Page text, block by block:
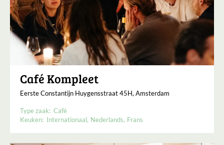
Café Kompleet
Eerste Constantijn Huygensstraat 45H, Amsterdam
Type zaak: Café
Keuken: Internationaal Nederlands Frans